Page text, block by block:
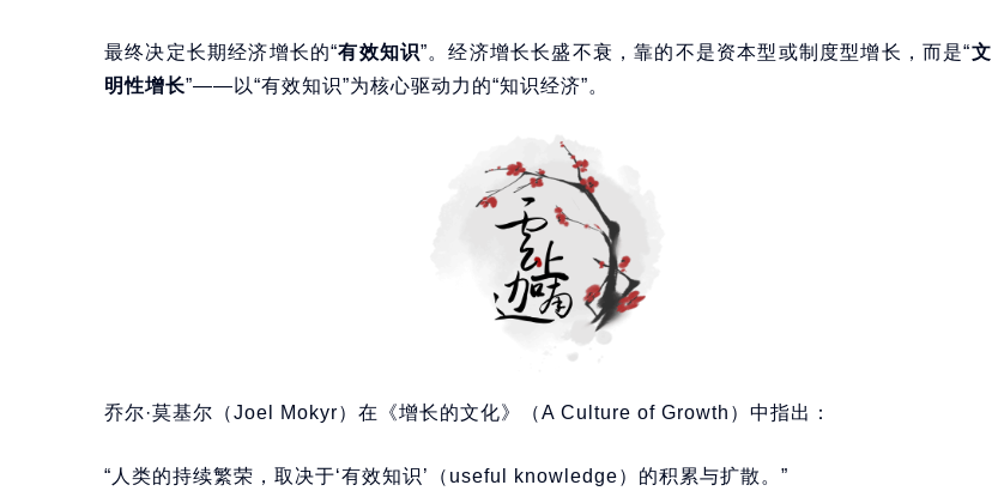
最终决定长期经济增长的“有效知识”。经济增长长盛不衰，靠的不是资本型或制度型增长，而是“文
明性增长”——以“有效知识”为核心驱动力的“知识经济”。
乔尔·莫基尔（Joel Mokyr）在《增长的文化》（A Culture of Growth）中指出：
“人类的持续繁荣，取决于‘有效知识’（useful knowledge）的积累与扩散。”